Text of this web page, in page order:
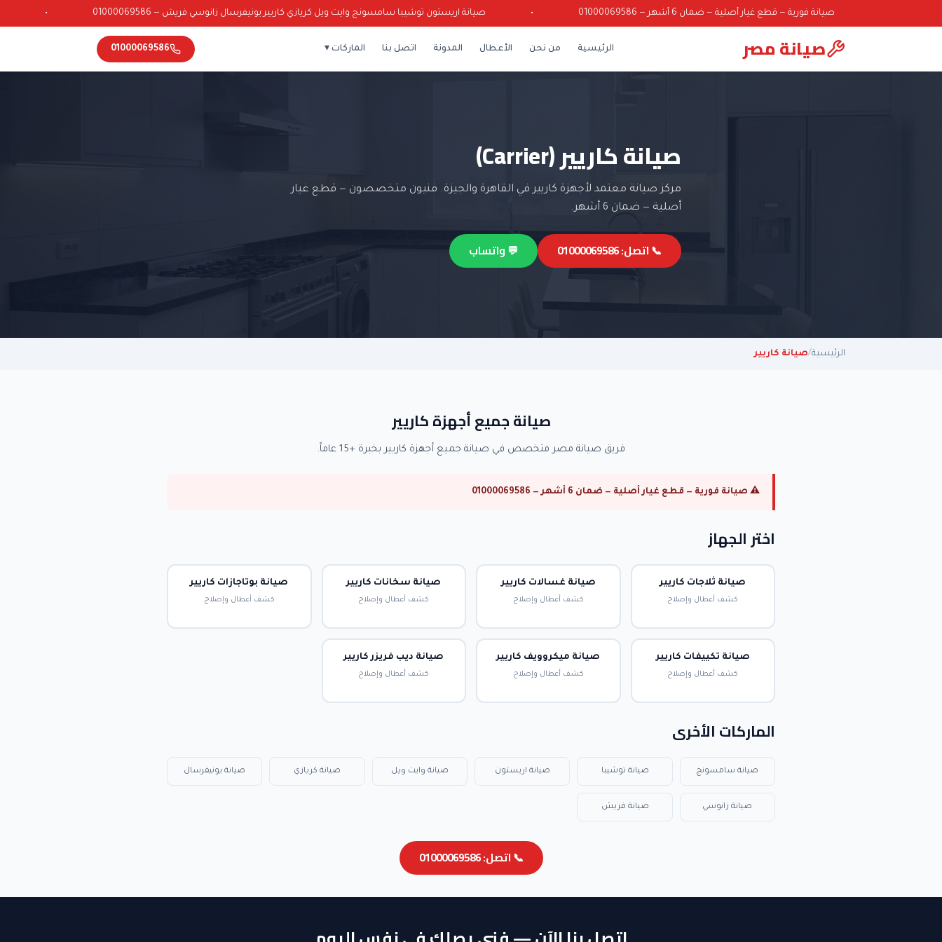
صيانة فورية — قطع غيار أصلية — ضمان 6 أشهر — 01000069586 صيانة اريستون توشيبا سامسونج وايت ويل كريازي كاريير يونيفرسال زانوسي فريش — 01000069586
صيانة مصر الرئيسية من نحن الأعطال المدونة اتصل بنا الماركات ▾ 01000069586
صيانة كاريير (Carrier)
مركز صيانة معتمد لأجهزة كاريير في القاهرة والجيزة. فنيون متخصصون — قطع غيار
أصلية — ضمان 6 أشهر.
📞 اتصل: 01000069586 💬 واتساب
الرئيسية/صيانة كاريير
صيانة جميع أجهزة كاريير
فريق صيانة مصر متخصص في صيانة جميع أجهزة كاريير بخبرة +15 عاماً.
⚠ صيانة فورية — قطع غيار أصلية — ضمان 6 أشهر — 01000069586
اختر الجهاز
صيانة ثلاجات كاريير
كشف أعطال وإصلاح
صيانة غسالات كاريير
كشف أعطال وإصلاح
صيانة سخانات كاريير
كشف أعطال وإصلاح
صيانة بوتاجازات كاريير
كشف أعطال وإصلاح
صيانة تكييفات كاريير
كشف أعطال وإصلاح
صيانة ميكروويف كاريير
كشف أعطال وإصلاح
صيانة ديب فريزر كاريير
كشف أعطال وإصلاح
الماركات الأخرى
صيانة سامسونج صيانة توشيبا صيانة اريستون صيانة وايت ويل صيانة كريازي صيانة يونيفرسال
صيانة زانوسي صيانة فريش
📞 اتصل: 01000069586